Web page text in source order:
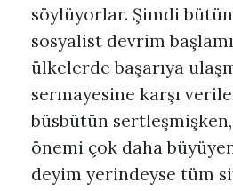
söylüyorlar. Şimdi
sosyalist devrim
ülkelerde başarıya
sermayesine karşı
büsbütün
önemi çok daha
deyim yerindeyse tüm